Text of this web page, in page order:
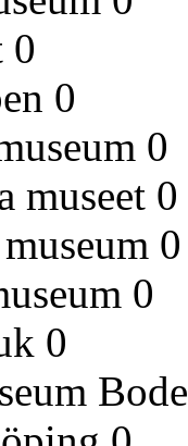
0
0
0
museet 0
0
0
0